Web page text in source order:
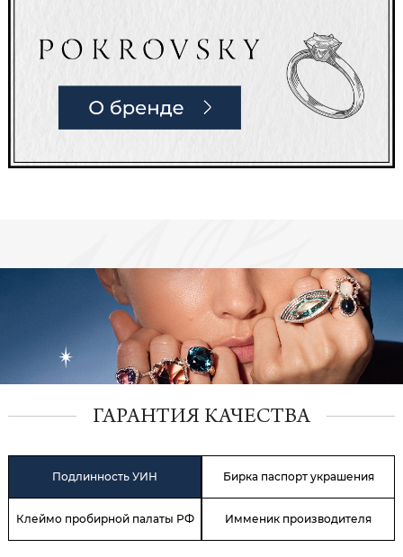
ГАРАНТИЯ КАЧЕСТВА
Подлинность УИН Бирка паспорт украшения
Клеймо пробирной палаты РФ Имменик производителя